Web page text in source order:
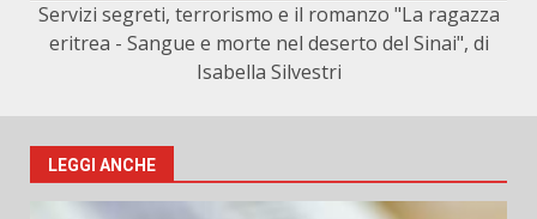
Servizi segreti, terrorismo e il romanzo "La ragazza
eritrea - Sangue e morte nel deserto del Sinai", di
Isabella Silvestri
LEGGI ANCHE